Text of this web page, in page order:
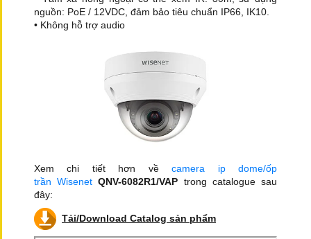
nguồn: PoE / 12VDC, đảm bảo tiêu chuẩn IP66, IK10.
• Không hỗ trợ audio
Xem chi tiết hơn vềcamera ip dome/ốp
trần Wisenet QNV-6082R1/VAP trong catalogue sau
đây:
Tải/Download Catalog sản phẩm